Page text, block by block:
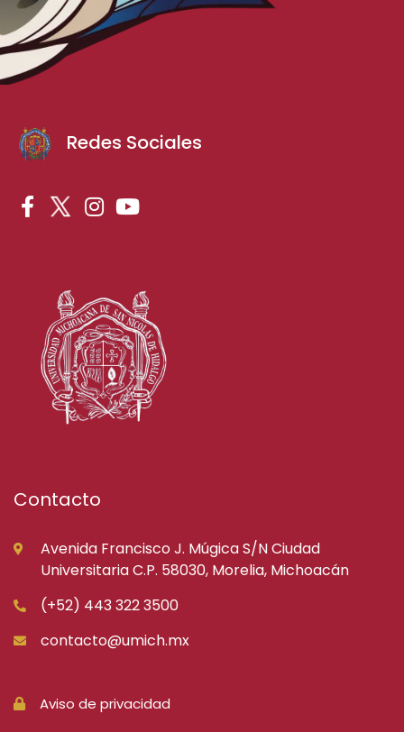
Redes Sociales
Contacto
Avenida Francisco J. Múgica S/N Ciudad
Universitaria C.P. 58030, Morelia, Michoacán
(+52) 443 322 3500
contacto@umich.mx
Aviso de privacidad